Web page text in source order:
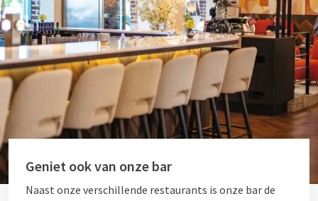
Geniet ook van onze bar
Naast onze verschillende restaurants is onze bar de